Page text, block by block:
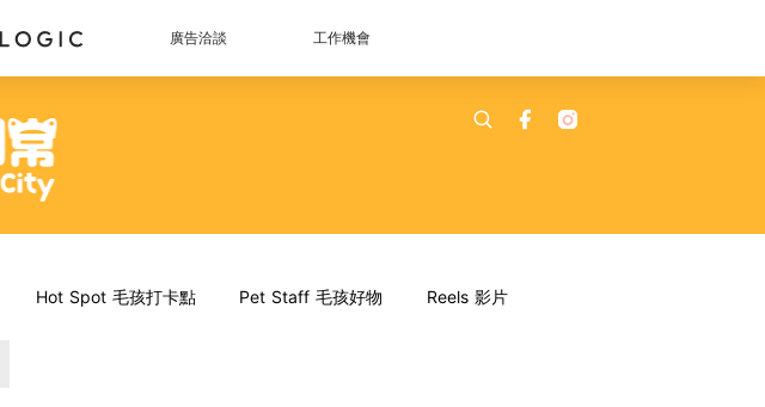
廣告洽談 工作機會
Hot Spot 毛孩打卡點 Pet Staff 毛孩好物 Reels 影片